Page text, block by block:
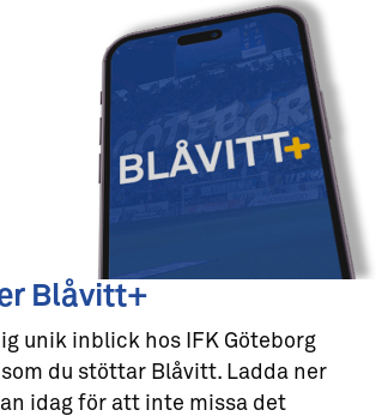
Blåvitt+
unik inblick hos IFK Göteborg
du stöttar Blåvitt. Ladda ner
idag för att inte missa det